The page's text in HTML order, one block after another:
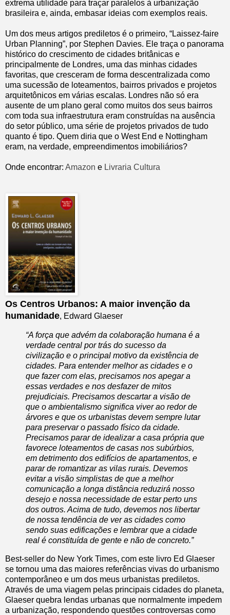
extrema utilidade para traçar paralelos à urbanização
brasileira e, ainda, embasar ideias com exemplos reais.
Um dos meus artigos prediletos é o primeiro, “Laissez-faire
Urban Planning”, por Stephen Davies. Ele traça o panorama
histórico do crescimento de cidades britânicas e
principalmente de Londres, uma das minhas cidades
favoritas, que cresceram de forma descentralizada como
uma sucessão de loteamentos, bairros privados e projetos
arquitetônicos em várias escalas. Londres não só era
ausente de um plano geral como muitos dos seus bairros
com toda sua infraestrutura eram construídas na ausência
do setor público, uma série de projetos privados de tudo
quanto é tipo. Quem diria que o West End e Nottingham
eram, na verdade, empreendimentos imobiliários?
Onde encontrar: Amazon e Livraria Cultura
Os Centros Urbanos: A maior invenção da
humanidade, Edward Glaeser
“A força que advém da colaboração humana é a
verdade central por trás do sucesso da
civilização e o principal motivo da existência de
cidades. Para entender melhor as cidades e o
que fazer com elas, precisamos nos apegar a
essas verdades e nos desfazer de mitos
prejudiciais. Precisamos descartar a visão de
que o ambientalismo significa viver ao redor de
árvores e que os urbanistas devem sempre lutar
para preservar o passado físico da cidade.
Precisamos parar de idealizar a casa própria que
favorece loteamentos de casas nos subúrbios,
em detrimento dos edifícios de apartamentos, e
parar de romantizar as vilas rurais. Devemos
evitar a visão simplistas de que a melhor
comunicação a longa distância reduzirá nosso
desejo e nossa necessidade de estar perto uns
dos outros. Acima de tudo, devemos nos libertar
de nossa tendência de ver as cidades como
sendo suas edificações e lembrar que a cidade
real é constituída de gente e não de concreto.”
Best-seller do New York Times, com este livro Ed Glaeser
se tornou uma das maiores referências vivas do urbanismo
contemporâneo e um dos meus urbanistas prediletos.
Através de uma viagem pelas principais cidades do planeta,
Glaeser quebra lendas urbanas que normalmente impedem
a urbanização, respondendo questões controversas como